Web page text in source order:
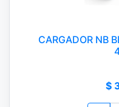
CARGADOR NB
$